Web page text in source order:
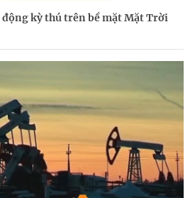
động kỳ thú trên bề mặt Mặt Trời